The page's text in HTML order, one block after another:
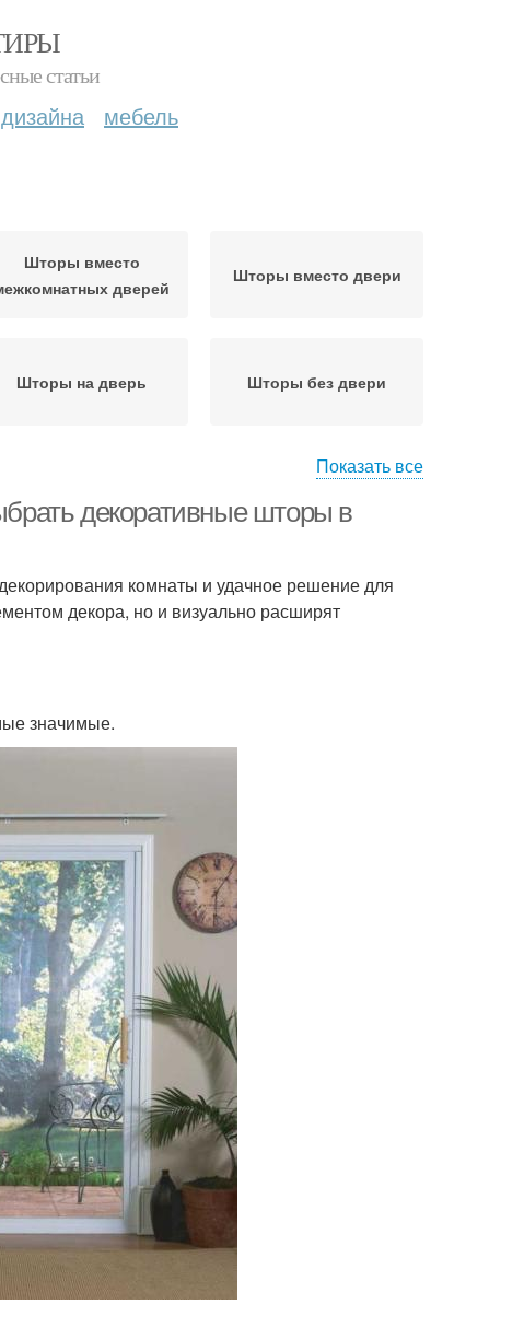
статьи
мебель
Шторы вместо
дверей
Шторы вместо двери
Шторы на дверь Шторы без двери
дверей
Показать все
декоративные шторы в
комнаты и удачное решение для
декора, но и визуально расширят
значимые.